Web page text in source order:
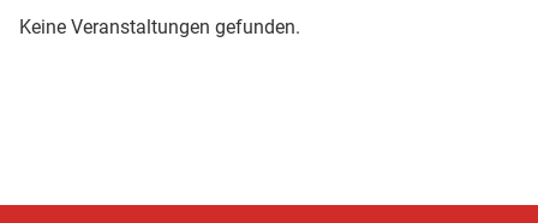
Keine Veranstaltungen gefunden.